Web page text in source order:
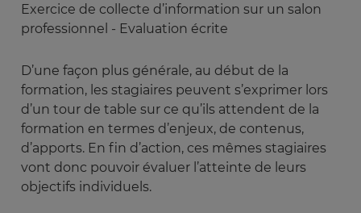
Exercice de collecte d’information sur un salon
professionnel - Evaluation écrite
D’une façon plus générale, au début de la
formation, les stagiaires peuvent s’exprimer lors
d’un tour de table sur ce qu’ils attendent de la
formation en termes d’enjeux, de contenus,
d’apports. En fin d’action, ces mêmes stagiaires
vont donc pouvoir évaluer l’atteinte de leurs
objectifs individuels.